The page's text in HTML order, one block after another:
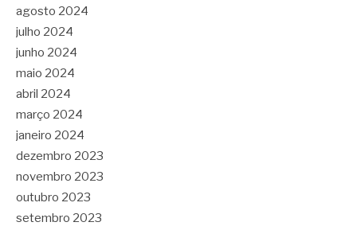
agosto 2024
julho 2024
junho 2024
maio 2024
abril 2024
março 2024
janeiro 2024
dezembro 2023
novembro 2023
outubro 2023
setembro 2023